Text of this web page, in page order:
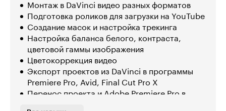
Монтаж в DaVinci видео разных форматов
Подготовка роликов для загрузки на YouTube
Создание масок и настройка трекинга
Настройка баланса белого, контраста,
цветовой гаммы изображения
Цветокоррекция видео
Экспорт проектов из DaVinci в программы
Premiere Pro, Avid, Final Cut Pro X
Перенос проекта и Adobe Premiere Pro в